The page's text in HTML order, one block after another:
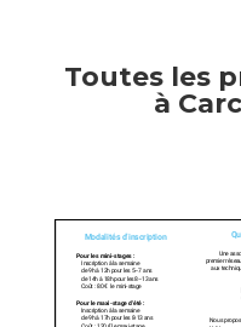
Toutes les
à